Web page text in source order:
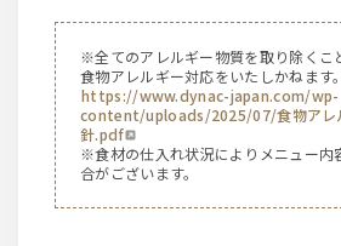
※全てのアレルギー物質を取り除くこ
食物アレルギー対応をいたしかねます
https://www.dynac-japan.com/wp-
content/uploads/2025/07/食物アレ
針.pdf
※食材の仕入れ状況によりメニュー内
合がございます。